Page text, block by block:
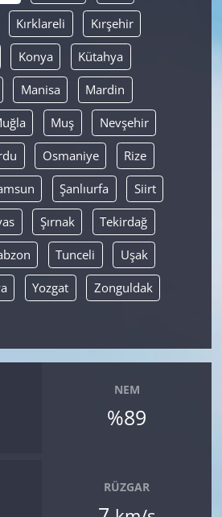
Kırklareli Kırşehir
Konya Kütahya
Manisa Mardin
Muş Nevşehir
Osmaniye Rize
Şanlıurfa Siirt
Şırnak Tekirdağ
Tunceli Uşak
Yozgat Zonguldak
NEM
%89
RÜZGAR